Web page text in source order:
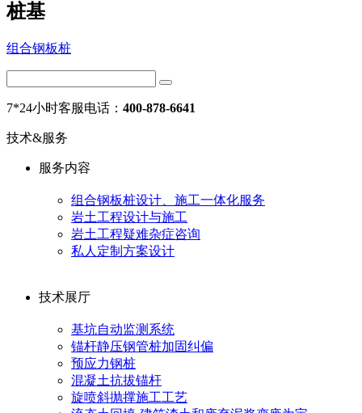
桩基
组合钢板桩
7*24小时客服电话： 400-878-6641
技术&服务
服务内容
组合钢板桩设计、施工一体化服务
岩土工程设计与施工
岩土工程疑难杂症咨询
私人定制方案设计
技术展厅
基坑自动监测系统
锚杆静压钢管桩加固纠偏
预应力钢桩
混凝土抗拔锚杆
旋喷斜抛撑施工工艺